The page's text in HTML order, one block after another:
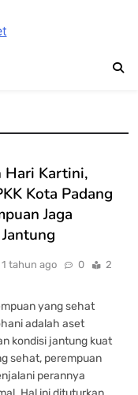
Hari Kartini,
Kota Padang
Jaga
1 tahun ago 0
2
yang sehat
adalah aset
kondisi jantung kuat
sehat, perempuan
perannya